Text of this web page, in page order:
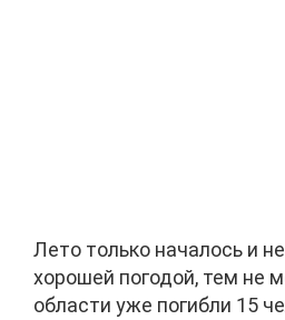
Лето только началось и
хорошей погодой, тем не
области уже погибли 15